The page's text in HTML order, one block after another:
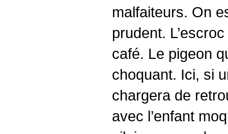
malfaiteurs. On
prudent.
café. Le pigeon
choquant. Ici, si
chargera de
avec l’enfant